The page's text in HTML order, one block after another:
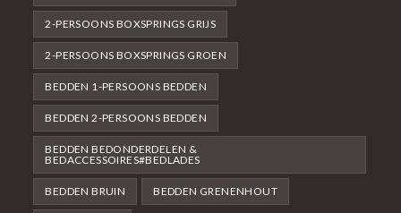
2-PERSOONS BOXSPRINGS GRIJS
2-PERSOONS BOXSPRINGS GROEN
BEDDEN 1-PERSOONS BEDDEN
BEDDEN 2-PERSOONS BEDDEN
BEDDEN BEDONDERDELEN &
BEDACCESSOIRES#BEDLADES
BEDDEN BRUIN BEDDEN GRENENHOUT